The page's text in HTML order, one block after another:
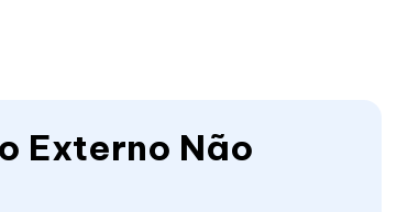
Externo Não